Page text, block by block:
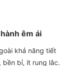
êm ái
khả năng tiết
bền bỉ, ít rung lắc.